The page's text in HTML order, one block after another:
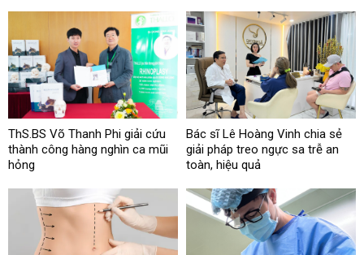
ThS.BS Võ Thanh Phi giải cứu
thành công hàng nghìn ca mũi
hỏng
Bác sĩ Lê Hoàng Vinh chia sẻ
giải pháp treo ngực sa trễ an
toàn, hiệu quả